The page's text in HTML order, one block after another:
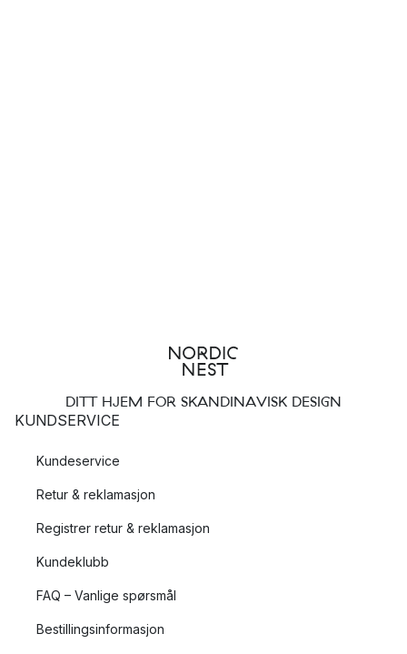
DITT HJEM FOR SKANDINAVISK DESIGN
KUNDSERVICE
Kundeservice
Retur & reklamasjon
Registrer retur & reklamasjon
Kundeklubb
FAQ – Vanlige spørsmål
Bestillingsinformasjon